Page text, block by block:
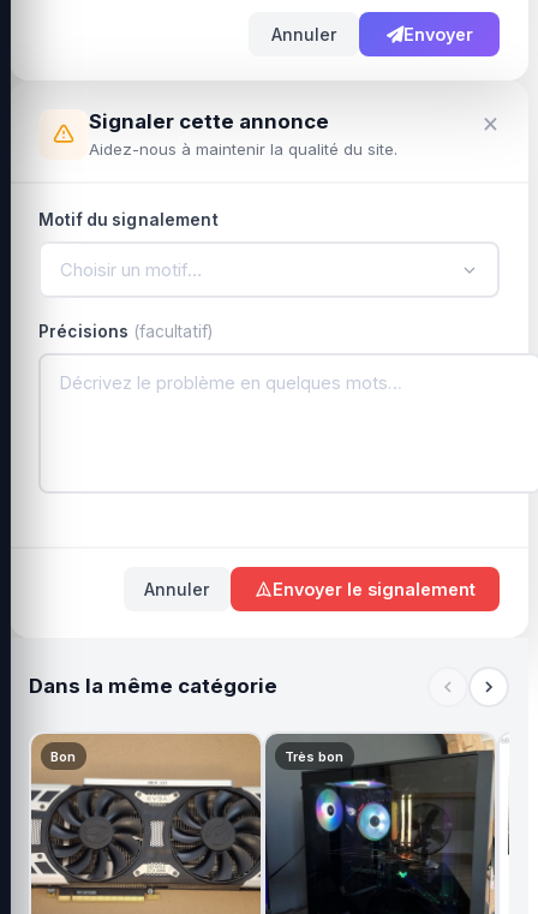
Annuler Envoyer
Signaler cette annonce
Aidez-nous à maintenir la qualité du site.
×
Motif du signalement
Choisir un motif…
Précisions (facultatif)
Annuler Envoyer le signalement
Dans la même catégorie
Bon Très bon